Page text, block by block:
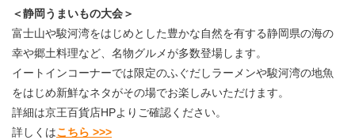
＜静岡うまいもの大会＞
富士山や駿河湾をはじめとした豊かな自然を有する静岡県の海の
幸や郷土料理など、名物グルメが多数登場します。
イートインコーナーでは限定のふぐだしラーメンや駿河湾の地魚
をはじめ新鮮なネタがその場でお楽しみいただけます。
詳細は京王百貨店HPよりご確認ください。
詳しくはこちら >>>